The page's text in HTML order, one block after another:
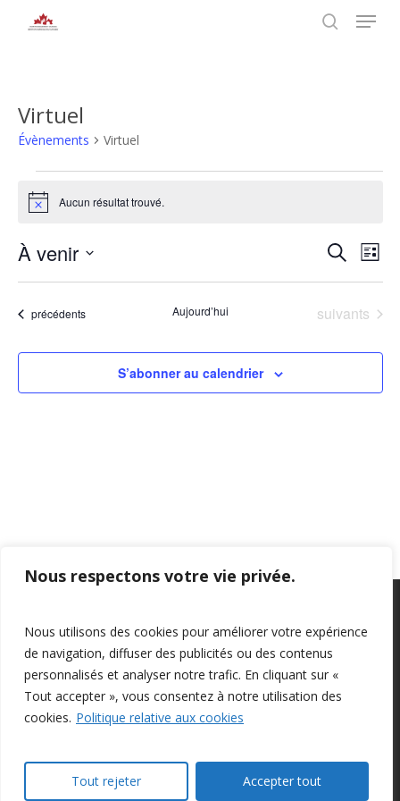
Nous respectons votre vie privée.
Nous utilisons des cookies pour améliorer votre expérience
de navigation, diffuser des publicités ou des contenus
personnalisés et analyser notre trafic. En cliquant sur «
Tout accepter », vous consentez à notre utilisation des
cookies. Politique relative aux cookies
Tout rejeter Accepter tout
Menu
Virtuel
Évènements Virtuel
Évènements
Notice Aucun résultat trouvé.
Recherche
de
Liste
À venir
Sélectionnez
date.
Évènements
précédents Aujourd’hui Évènements
suivants
S’abonner au calendrier
© 2026 Farm Management Canada.